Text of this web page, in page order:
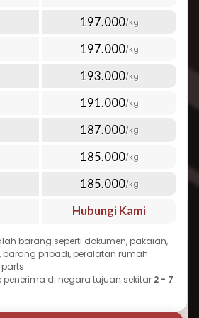
berat aktual atau
yang lebih tinggi).
Waktu
Pengiriman
kg
3-7 hari
kg
3-7 hari
kg
3-7 hari
Anda bisa menikmati
untuk pengiriman dengan
kg, kami menawarkan tarif
untuk mengantarkan
menyediakan layanan
(free pick up) di seluruh
197.000/kg
197.000/kg
193.000/kg
191.000/kg
187.000/kg
185.000/kg
185.000/kg
Hubungi Kami
barang seperti dokumen, pakaian,
barang pribadi, peralatan rumah
penerima di negara tujuan sekitar 2 - 7